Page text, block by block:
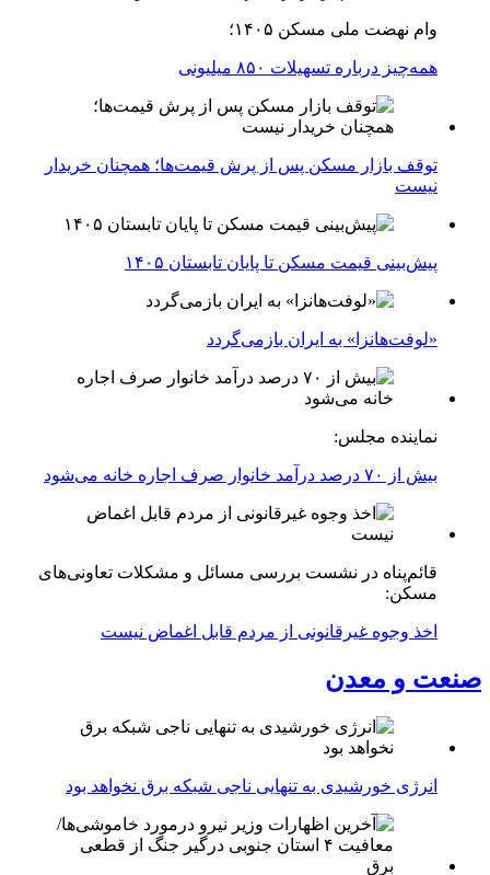
وام نهضت ملی مسکن ۱۴۰۵؛
همه‌چیز درباره تسهیلات ۸۵۰ میلیونی
توقف بازار مسکن پس از پرش قیمت‌ها؛ همچنان خریدار
نیست
پیش‌بینی قیمت مسکن تا پایان تابستان ۱۴۰۵
«لوفت‌هانزا» به ایران بازمی‌گردد
نماینده مجلس:
بیش از ۷۰ درصد درآمد خانوار صرف اجاره خانه می‌شود
قائم‌پناه در نشست بررسی مسائل و مشکلات تعاونی‌های
مسکن:
اخذ وجوه غیرقانونی از مردم قابل اغماض نیست
صنعت و معدن
انرژی خورشیدی به تنهایی ناجی شبکه برق نخواهد بود